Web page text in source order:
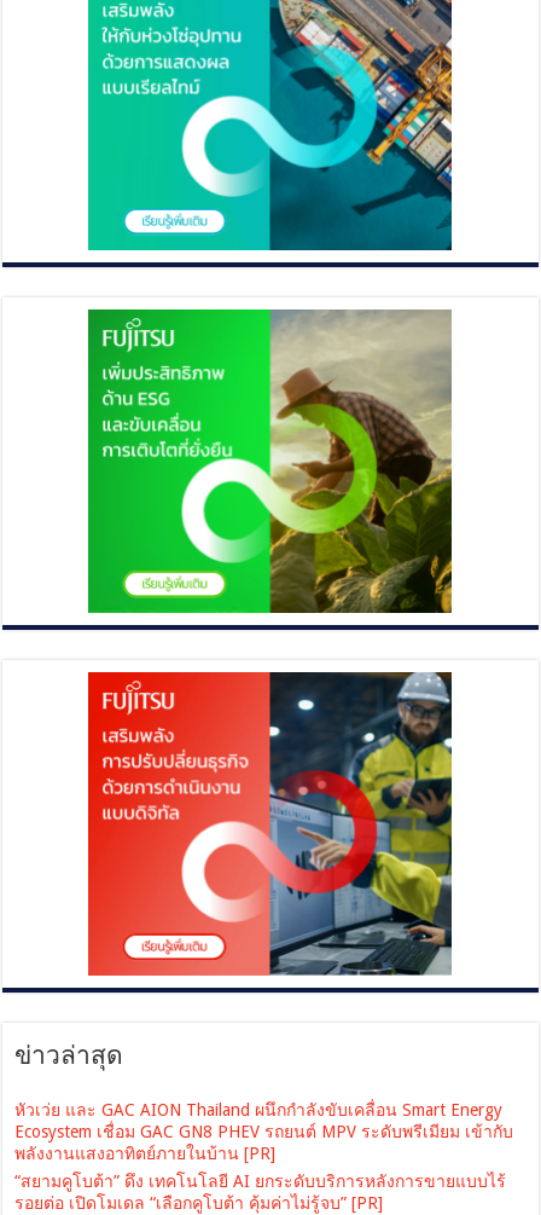
ข่าวล่าสุด
หัวเว่ย และ GAC AION Thailand ผนึกกำลังขับเคลื่อน Smart Energy
Ecosystem เชื่อม GAC GN8 PHEV รถยนต์ MPV ระดับพรีเมียม เข้ากับ
พลังงานแสงอาทิตย์ภายในบ้าน [PR]
“สยามคูโบต้า” ดึง เทคโนโลยี AI ยกระดับบริการหลังการขายแบบไร้
รอยต่อ เปิดโมเดล “เลือกคูโบต้า คุ้มค่าไม่รู้จบ” [PR]